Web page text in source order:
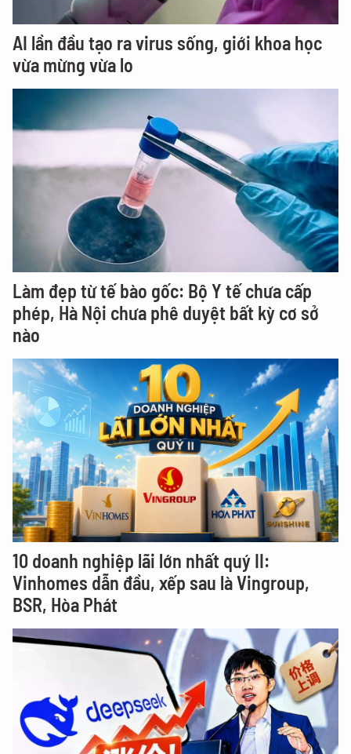
AI lần đầu tạo ra virus sống, giới khoa học
vừa mừng vừa lo
Làm đẹp từ tế bào gốc: Bộ Y tế chưa cấp
phép, Hà Nội chưa phê duyệt bất kỳ cơ sở
nào
10 doanh nghiệp lãi lớn nhất quý II:
Vinhomes dẫn đầu, xếp sau là Vingroup,
BSR, Hòa Phát